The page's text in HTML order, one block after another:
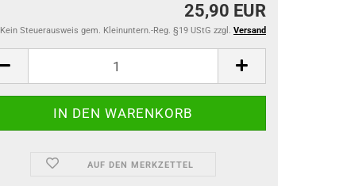
25,90 EUR
Kein Steuerausweis gem. Kleinuntern.-Reg. §19 UStG zzgl. Versand
AUF DEN MERKZETTEL